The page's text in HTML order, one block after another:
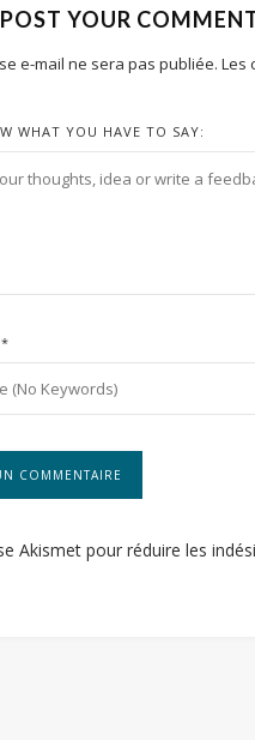
YOUR
e-mail ne sera pas publiée. Les
WHAT YOU HAVE TO SAY:
*
Akismet pour réduire les